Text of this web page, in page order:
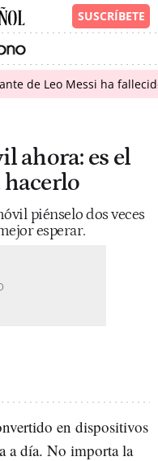
de Leo Messi ha
ahora: es el
piénselo dos veces
esperar.
en dispositivos
a día. No importa la